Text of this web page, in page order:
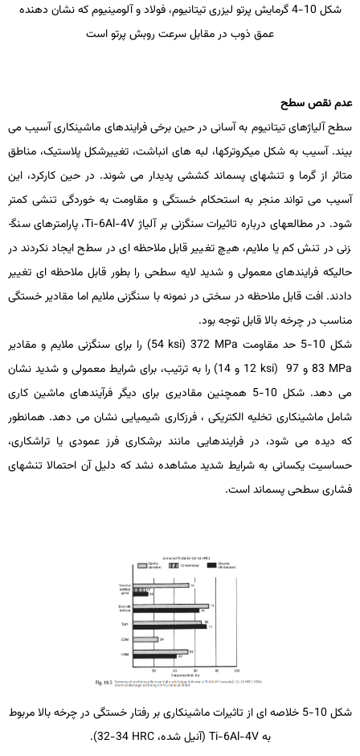
شکل 10-4 گرمایش پرتو لیزری تیتانیوم، فولاد و آلومینیوم که نشان­ دهنده
عمق ذوب در مقابل سرعت روبش پرتو است
عدم نقص سطح
سطح آلیاژهای تیتانیوم به آسانی در حین برخی فرایندهای ماشین­کاری آسیب می
­بیند. آسیب به شکل میکروترک­ها، لبه­ های انباشت، تغییرشکل پلاستیک، مناطق
متاثر از گرما و تنش­های پسماند کششی پدیدار می­ شوند. در حین کارکرد، این
آسیب می ­تواند منجر به استحکام خستگی و مقاومت به خوردگی تنشی کمتر
شود. در مطالعه­ای درباره تاثیرات سنگ­زنی بر آلیاژ Ti-6Al-4V، پارامترهای سنگ­
زنی در تنش کم یا ملایم، هیچ تغییر قابل ملاحظه ­ای در سطح ایجاد نکردند در
حالی­که فرایندهای معمولی و شدید لایه سطحی را بطور قابل ملاحظه ­ای تغییر
دادند. افت قابل­ ملاحظه در سختی در نمونه با سنگ­زنی ملایم اما مقادیر خستگی
مناسب در چرخه بالا قابل توجه بود.
شکل 10-5 حد مقاومت
MPa
ksi 54) را برای سنگ­زنی ملایم و مقادیر
MPa
ksi
12 و 14) را به ترتیب، برای شرایط معمولی و شدید نشان
می ­دهد. شکل 10-5 هم­چنین مقادیری برای دیگر فرآیندهای ماشین­ کاری
شامل ماشین­کاری تخلیه الکتریکی ، فرزکاری شیمیایی نشان می­ دهد. همانطور
که دیده می­ شود، در فرایندهایی مانند برشکاری فرز عمودی یا تراشکاری،
حساسیت یکسانی به شرایط شدید مشاهده نشد که دلیل آن احتمالا تنش­های
فشاری سطحی پسماند است.
شکل 10-5 خلاصه ­ای از تاثیرات ماشین­کاری بر رفتار خستگی در چرخه بالا مربوط
بهTi-6Al-4V (آنیل­ شده،HRC
34-32).